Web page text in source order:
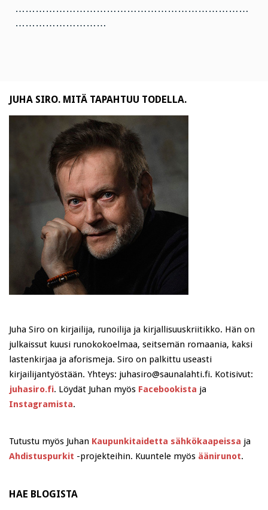
……………………………………………………………
………………………
JUHA SIRO. MITÄ TAPAHTUU TODELLA.
Juha Siro on kirjailija, runoilija ja kirjallisuuskriitikko. Hän on
julkaissut kuusi runokokoelmaa, seitsemän romaania, kaksi
lastenkirjaa ja aforismeja. Siro on palkittu useasti
kirjailijantyöstään. Yhteys: juhasiro@saunalahti.fi. Kotisivut:
juhasiro.fi. Löydät Juhan myös Facebookista ja
Instagramista.
Tutustu myös Juhan Kaupunkitaidetta sähkökaapeissa ja
Ahdistuspurkit -projekteihin. Kuuntele myös äänirunot.
HAE BLOGISTA